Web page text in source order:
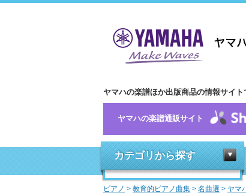
ヤマハの楽譜ほか出版商品の情報サイト
ヤマハの楽譜通販サイト
カテゴリから探す
ピアノ > 教育的ピアノ曲集 > 名曲選 > ヤマ